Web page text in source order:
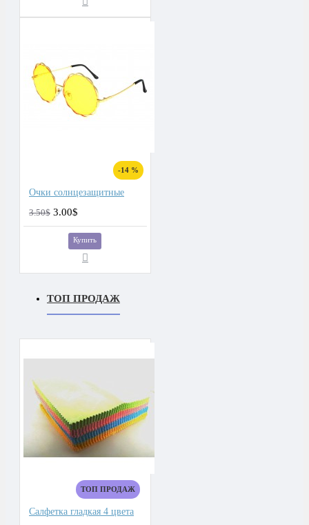
-14 %
Очки солнцезащитные
3.50$ 3.00$
Купить
ТОП ПРОДАЖ
ТОП ПРОДАЖ
Салфетка гладкая 4 цвета